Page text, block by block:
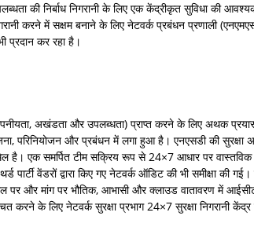
की निर्बाध निगरानी के लिए एक केंद्रीकृत सुविधा की
करने में सक्षम बनाने के लिए नेटवर्क प्रबंधन प्रणाली
प्रदान कर रहा है।
अखंडता और उपलब्धता) प्राप्त करने के लिए अथक
परिनियोजन और प्रबंधन में लगा हुआ है। एनएसडी की सुरक्षा
एक समर्पित टीम सक्रिय रूप से 24×7 आधार पर वास्तविक
वेंडरों द्वारा किए गए नेटवर्क ऑडिट की भी समीक्षा की गई।
और मांग पर भौतिक, आभासी और क्लाउड वातावरण में
के लिए नेटवर्क सुरक्षा प्रभाग 24×7 सुरक्षा निगरानी